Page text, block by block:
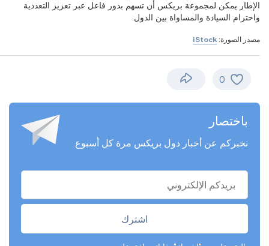
الإطار يمكن لمجموعة بريكس أن تسهم بدور فاعل عبر تعزيز التعددية
واحترام السيادة والمساواة بين الدول.
مصدر الصورة: iStock
0
باختصار
نخبركم عن أخبار دول بريكس مرة كل أسبوع